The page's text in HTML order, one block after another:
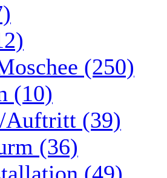
(250)
(10)
Auftritt (39)
(36)